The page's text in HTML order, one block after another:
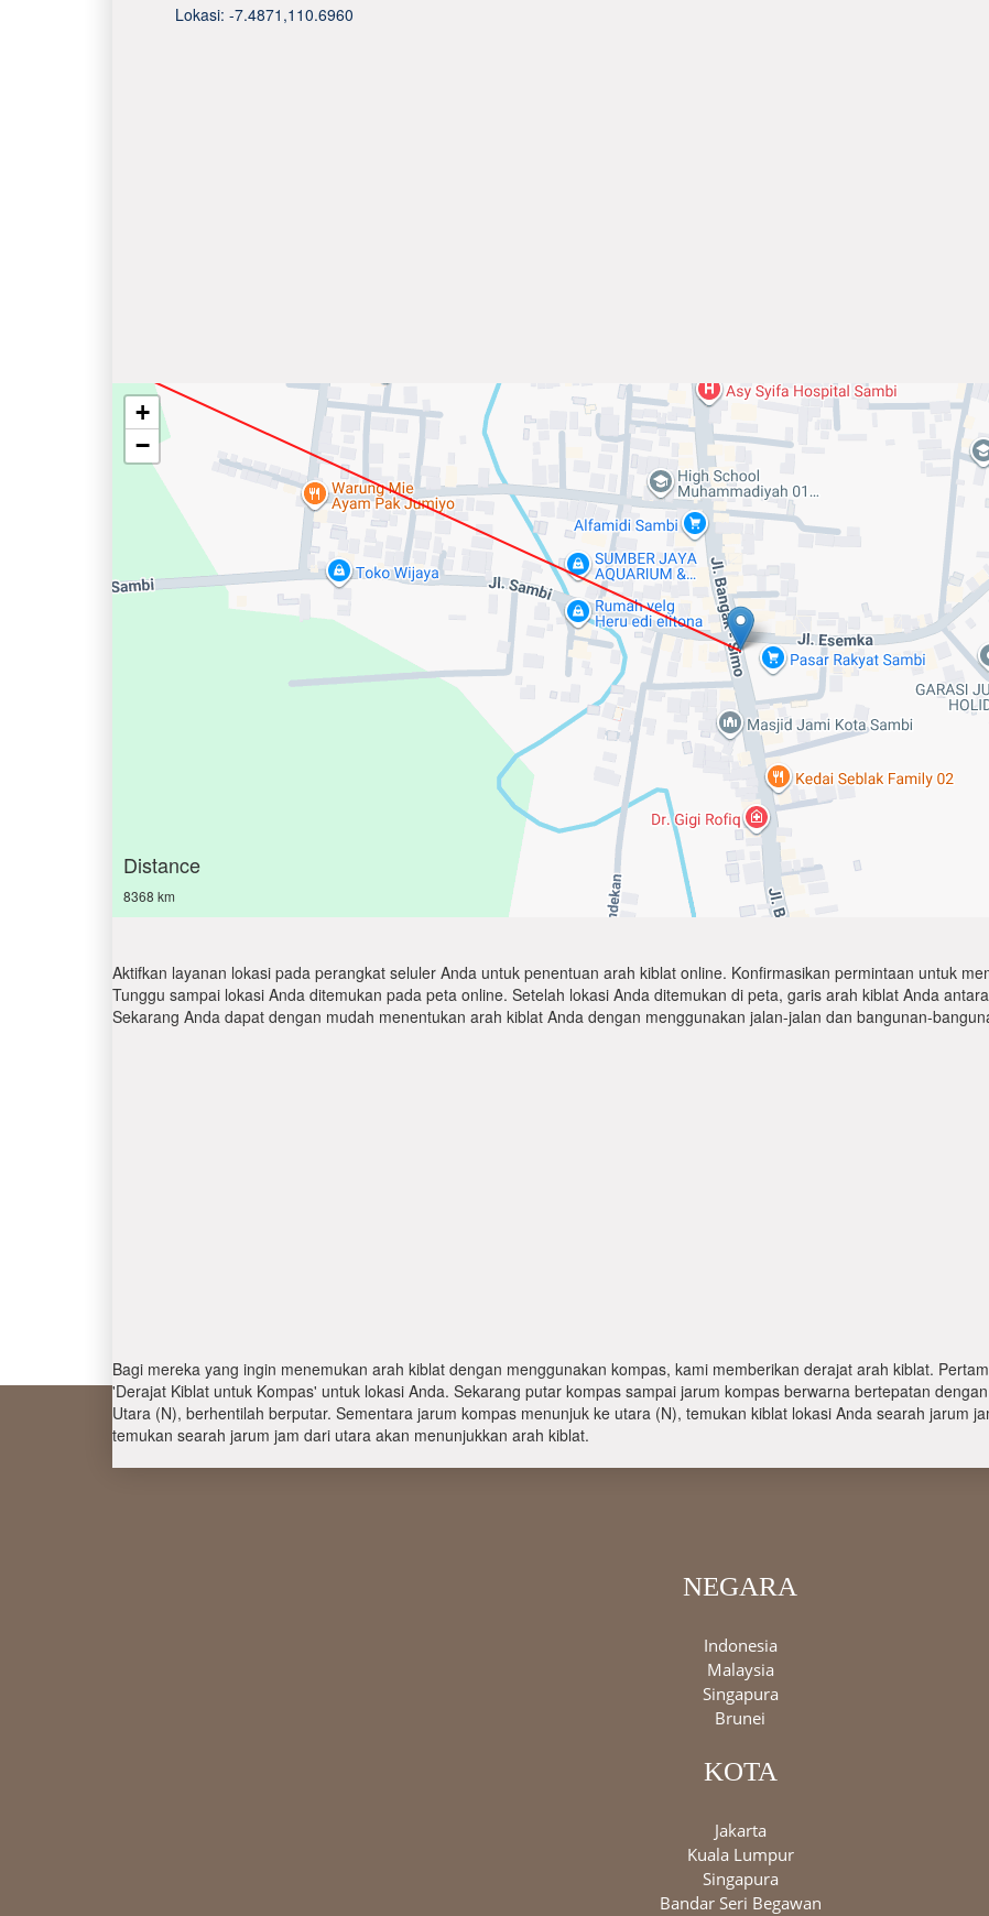
Lokasi: -7.4871 ,110.6960
+
−
Distance
8368 km
Aktifkan layanan lokasi pada perangkat seluler Anda untuk penentuan arah kiblat online. Konfirmasikan permintaan untuk
Tunggu sampai lokasi Anda ditemukan pada peta online. Setelah lokasi Anda ditemukan di peta, garis arah kiblat Anda
Sekarang Anda dapat dengan mudah menentukan arah kiblat Anda dengan menggunakan jalan-jalan dan bangunan-
Bagi mereka yang ingin menemukan arah kiblat dengan menggunakan kompas, kami memberikan derajat arah kiblat.
'Derajat Kiblat untuk Kompas' untuk lokasi Anda. Sekarang putar kompas sampai jarum kompas berwarna bertepatan
Utara (N), berhentilah berputar. Sementara jarum kompas menunjuk ke utara (N), temukan kiblat lokasi Anda searah jarum
temukan searah jarum jam dari utara akan menunjukkan arah kiblat.
NEGARA
Indonesia
Malaysia
Singapura
Brunei
KOTA
Jakarta
Kuala Lumpur
Singapura
Bandar Seri Begawan